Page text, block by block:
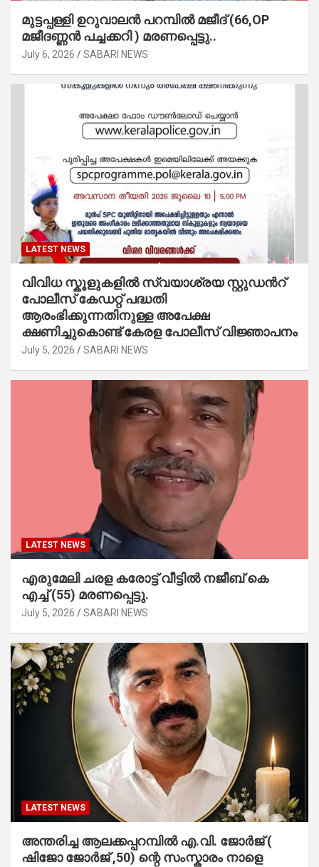
മുട്ടപ്പള്ളി ഉറുവാലൻ പറമ്പിൽ മജീദ് (66,OP
മജീദണ്ണൻ പച്ചക്കറി ) മരണപ്പെട്ടു..
July 6, 2026 SABARI NEWS
LATEST NEWS
വിവിധ സ്കൂളുകളില്‍ സ്വയാശ്രയ സ്റ്റുഡന്‍റ്
പോലീസ് കേഡറ്റ് പദ്ധതി
ആരംഭിക്കുന്നതിനുള്ള അപേക്ഷ
ക്ഷണിച്ചുകൊണ്ട് കേരള പോലീസ് വിജ്ഞാപനം
July 5, 2026 SABARI NEWS
LATEST NEWS
എരുമേലി ചരള കരോട്ട് വീട്ടിൽ നജീബ് കെ
എച്ച് (55) മരണപ്പെട്ടു.
July 5, 2026 SABARI NEWS
LATEST NEWS
അന്തരിച്ച ആ​ല​ക്ക​പ്പ​റമ്പിൽ​ എ.​വി. ജോ​ർ​ജ് (
ഷിജോ ജോർജ് ,50) ന്റെ സംസ്കാരം നാളെ